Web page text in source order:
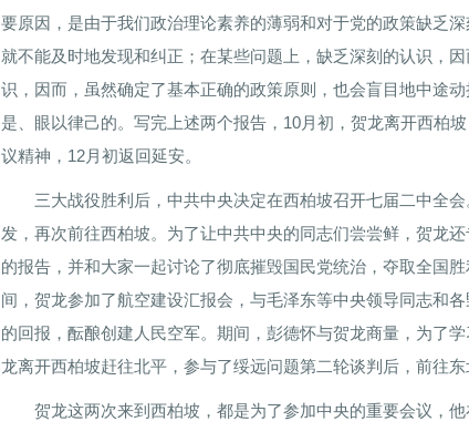
要原因，是由于我们政治理论素养的薄弱和对于党的政策缺乏
就不能及时地发现和纠正；在某些问题上，缺乏深刻的认识，
识，因而，虽然确定了基本正确的政策原则，也会盲目地中途
是、眼以律己的。写完上述两个报告，10月初，贺龙离开西柏
议精神，12月初返回延安。
三大战役胜利后，中共中央决定在西柏坡召开七届二中全
发，再次前往西柏坡。为了让中共中央的同志们尝尝鲜，贺龙
的报告，并和大家一起讨论了彻底摧毁国民党统治，夺取全国
间，贺龙参加了航空建设汇报会，与毛泽东等中央领导同志和
的回报，酝酿创建人民空军。期间，彭德怀与贺龙商量，为了
龙离开西柏坡赶往北平，参与了绥远问题第二轮谈判后，前往东
贺龙这两次来到西柏坡，都是为了参加中央的重要会议，